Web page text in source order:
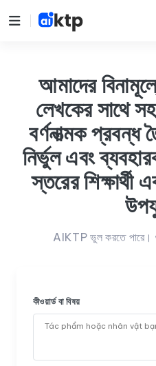
আমাদের
লেখকের সাথে
বর্ণনাত্মক
নির্ভুল এবং
স্তরের
AIKTP ভুল করতে পারে।
কীওয়ার্ড বা বিষয়